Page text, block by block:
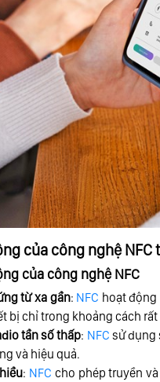
của công nghệ
của công nghệ NFC
từ xa gần: NFC hoạt
bị chỉ trong khoảng cách
tần số thấp: NFC sử dụng
và hiệu quả.
: NFC cho phép truyền